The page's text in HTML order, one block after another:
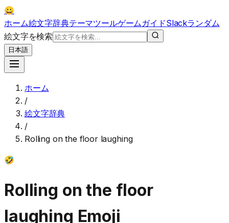
😀
ホーム絵文字辞典テーマツールゲームガイドSlackランダム
絵文字を検索
日本語
ホーム
/
絵文字辞典
/
Rolling on the floor laughing
🤣
Rolling on the floor
laughing Emoji